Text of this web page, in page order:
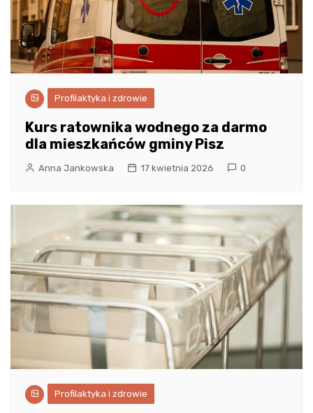
Profilaktyka i zdrowie
Kurs ratownika wodnego za darmo
dla mieszkańców gminy Pisz
Anna Jankowska 17 kwietnia 2026 0
Profilaktyka i zdrowie